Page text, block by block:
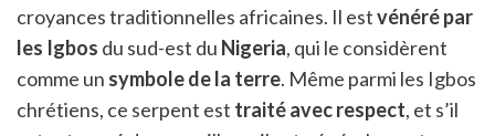
croyances traditionnelles africaines. Il estvénéré par
les Igbos du sud-est du Nigeria, qui le considèrent
comme un symbole de la terre. Même parmi les Igbos
chrétiens, ce serpent est traité avec respect, et s’il